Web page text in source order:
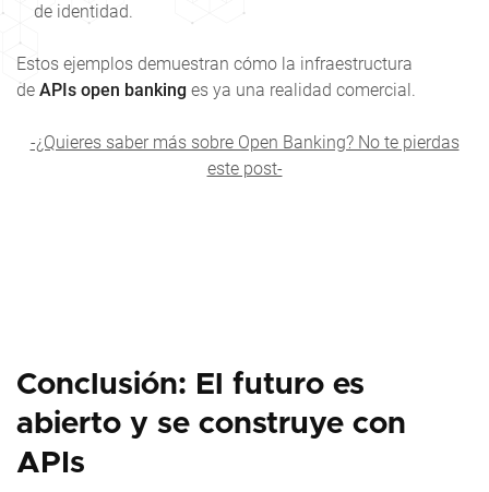
de identidad.
Estos ejemplos demuestran cómo la infraestructura
de APIs open banking es ya una realidad comercial.
-¿Quieres saber más sobre Open Banking? No te pierdas
este post-
Conclusión: El futuro es
abierto y se construye con
APIs